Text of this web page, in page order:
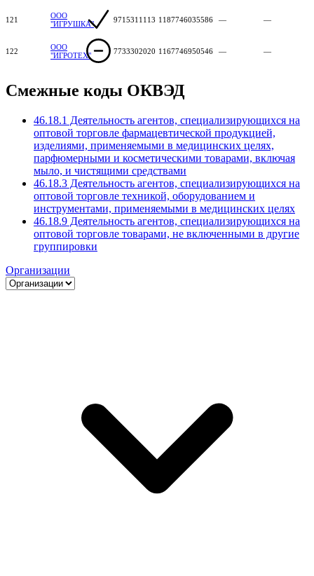
121
ООО
"ИГРУШКА"
9715311113 1187746035586 — —
122
ООО
"ИГРОТЕХ"
7733302020 1167746950546 — —
Смежные коды ОКВЭД
46.18.1 Деятельность агентов, специализирующихся на
оптовой торговле фармацевтической продукцией,
изделиями, применяемыми в медицинских целях,
парфюмерными и косметическими товарами, включая
мыло, и чистящими средствами
46.18.3 Деятельность агентов, специализирующихся на
оптовой торговле техникой, оборудованием и
инструментами, применяемыми в медицинских целях
46.18.9 Деятельность агентов, специализирующихся на
оптовой торговле товарами, не включенными в другие
группировки
Организации